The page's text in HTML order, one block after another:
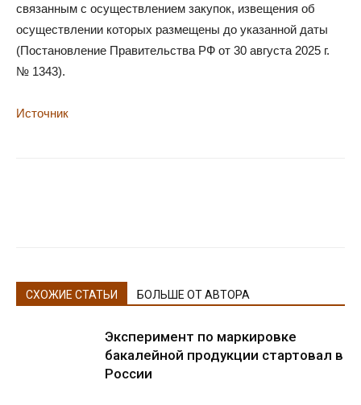
связанным с осуществлением закупок, извещения об
осуществлении которых размещены до указанной даты
(Постановление Правительства РФ от 30 августа 2025 г.
№ 1343).
Источник
СХОЖИЕ СТАТЬИ БОЛЬШЕ ОТ АВТОРА
Эксперимент по маркировке
бакалейной продукции стартовал в
России